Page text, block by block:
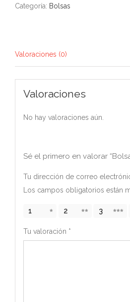
Categoría: Bolsas
Valoraciones (0)
Valoraciones
No hay valoraciones aún.
Sé el primero en valorar
Tu dirección de correo
Los campos obligatorios están
1 2 3
Tu valoración *